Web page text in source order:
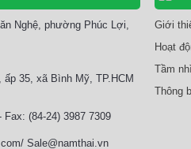
Nghệ, phường Phúc Lợi,
35, xã Bình Mỹ, TP.HCM
Fax: (84-24) 3987 7309
Sale@namthai.vn
Giới
Hoạt
Tầm
Thông